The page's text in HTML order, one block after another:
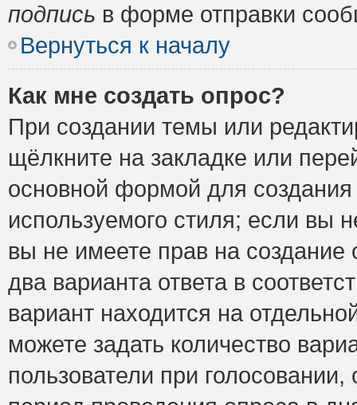
подпись в форме отправки
Вернуться к началу
Как мне создать опрос?
При создании темы или
щёлкните на закладке или
основной формой для
используемого стиля; если вы
вы не имеете прав на
два варианта ответа в
вариант находится на
можете задать количество
пользователи при